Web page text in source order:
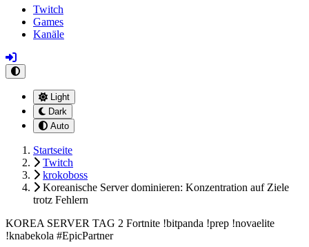
Twitch
Games
Kanäle
Light
Dark
Auto
Startseite
Twitch
krokoboss
Koreanische Server dominieren: Konzentration auf Ziele
trotz Fehlern
KOREA SERVER TAG 2 Fortnite !bitpanda !prep !novaelite
!knabekola #EpicPartner